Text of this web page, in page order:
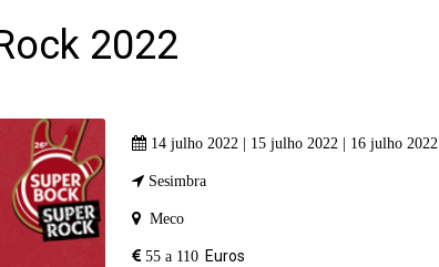
2022
14 julho 2022 | 15 julho 2022 | 16 julho 2022
Sesimbra
Meco
55 a 110Euros